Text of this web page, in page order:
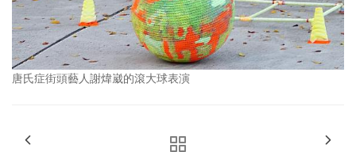
唐氏症街頭藝人謝煒崴的滾大球表演